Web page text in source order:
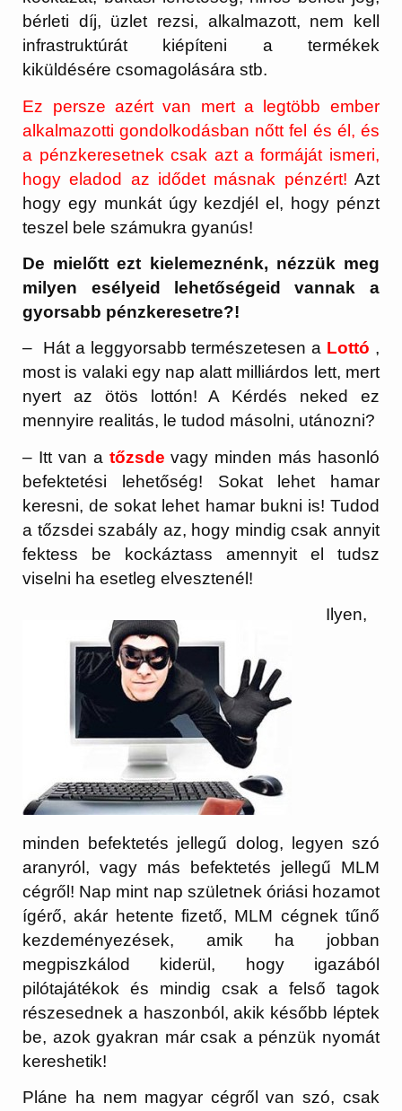
bérleti díj, üzlet rezsi, alkalmazott, nem kell
infrastruktúrát kiépíteni a termékek
kiküldésére csomagolására stb.
Ez persze azért van mert a legtöbb ember
alkalmazotti gondolkodásban nőtt fel és él, és
a pénzkeresetnek csak azt a formáját ismeri,
hogy eladod az idődet másnak pénzért! Azt
hogy egy munkát úgy kezdjél el, hogy pénzt
teszel bele számukra gyanús!
De mielőtt ezt kielemeznénk, nézzük meg
milyen esélyeid lehetőségeid vannak a
gyorsabb pénzkeresetre?!
– Hát a leggyorsabb természetesen a Lottó ,
most is valaki egy nap alatt milliárdos lett, mert
nyert az ötös lottón! A Kérdés neked ez
mennyire realitás, le tudod másolni, utánozni?
– Itt van a tőzsde vagy minden más hasonló
befektetési lehetőség! Sokat lehet hamar
keresni, de sokat lehet hamar bukni is! Tudod
a tőzsdei szabály az, hogy mindig csak annyit
fektess be kockáztass amennyit el tudsz
viselni ha esetleg elvesztenél!
Ilyen,
minden befektetés jellegű dolog, legyen szó
aranyról, vagy más befektetés jellegű MLM
cégről! Nap mint nap születnek óriási hozamot
ígérő, akár hetente fizető, MLM cégnek tűnő
kezdeményezések, amik ha jobban
megpiszkálod kiderül, hogy igazából
pilótajátékok és mindig csak a felső tagok
részesednek a haszonból, akik később léptek
be, azok gyakran már csak a pénzük nyomát
kereshetik!
Pláne ha nem magyar cégről van szó, csak